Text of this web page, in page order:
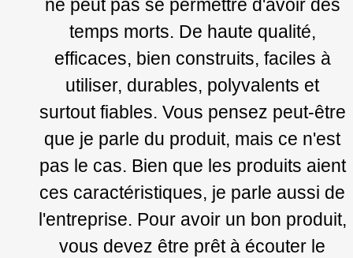
ne peut pas se permettre d'avoir des
temps morts. De haute qualité,
efficaces, bien construits, faciles à
utiliser, durables, polyvalents et
surtout fiables. Vous pensez peut-être
que je parle du produit, mais ce n'est
pas le cas. Bien que les produits aient
ces caractéristiques, je parle aussi de
l'entreprise. Pour avoir un bon produit,
vous devez être prêt à écouter le